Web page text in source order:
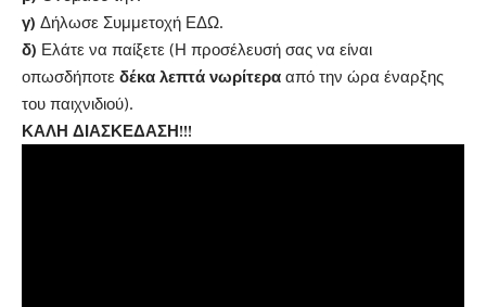
γ) Δήλωσε Συμμετοχή ΕΔΩ.
δ) Ελάτε να παίξετε (Η προσέλευσή σας να είναι
οπωσδήποτε δέκα λεπτά νωρίτερα από την ώρα έναρξης
του παιχνιδιού).
ΚΑΛΗ ΔΙΑΣΚΕΔΑΣΗ!!!